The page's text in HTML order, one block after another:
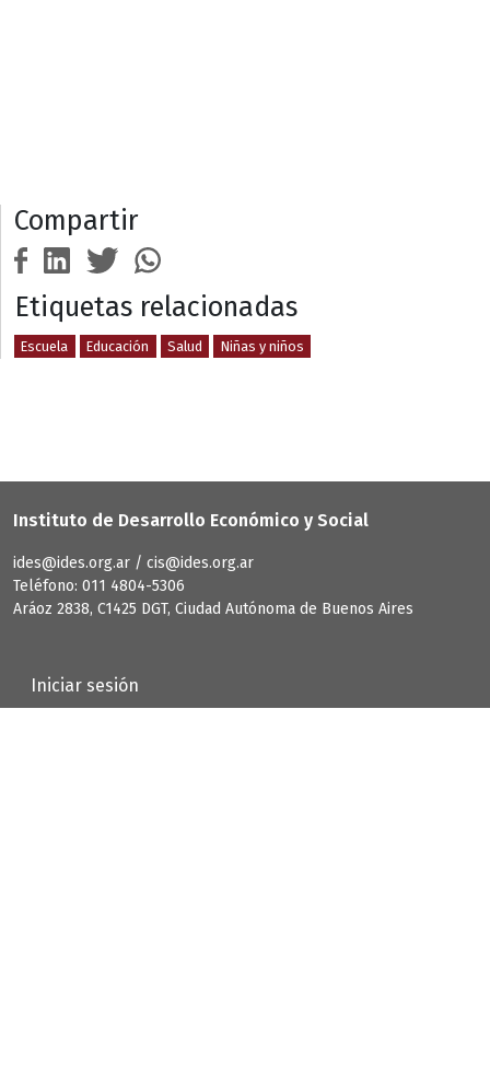
Compartir
Etiquetas relacionadas
Escuela Educación Salud Niñas y niños
Instituto de Desarrollo Económico y Social
ides@ides.org.ar / cis@ides.org.ar
Teléfono: 011 4804-5306
Aráoz 2838, C1425 DGT, Ciudad Autónoma de Buenos Aires
User account menu
Iniciar sesión